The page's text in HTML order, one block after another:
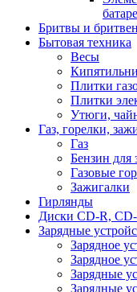
Бритвы и
Бытовая техника
Весы
Плитки
Плитки
Утюги,
Газ, горелки,
Газ
Бензин для
Газовые
Зажигалки
Гирлянды
Диски CD-R,
Зарядные
Зарядное
Зарядное
Зарядные
Зарядные